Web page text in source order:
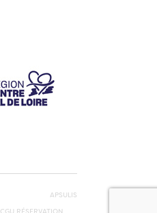
APSULIS